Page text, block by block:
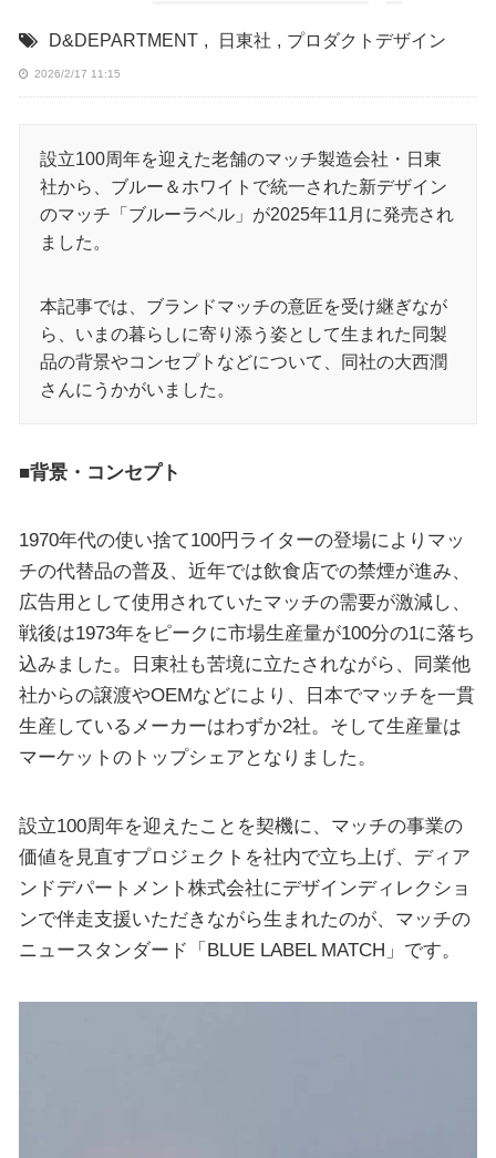
D&DEPARTMENT , 日東社 , プロダクトデザイン
2026/2/17 11:15
設立100周年を迎えた老舗のマッチ製造会社・日東
社から、ブルー＆ホワイトで統一された新デザイン
のマッチ「ブルーラベル」が2025年11月に発売され
ました。
本記事では、ブランドマッチの意匠を受け継ぎなが
ら、いまの暮らしに寄り添う姿として生まれた同製
品の背景やコンセプトなどについて、同社の大西潤
さんにうかがいました。
■背景・コンセプト
1970年代の使い捨て100円ライターの登場によりマッ
チの代替品の普及、近年では飲食店での禁煙が進み、
広告用として使用されていたマッチの需要が激減し、
戦後は1973年をピークに市場生産量が100分の1に落ち
込みました。日東社も苦境に立たされながら、同業他
社からの譲渡やOEMなどにより、日本でマッチを一貫
生産しているメーカーはわずか2社。そして生産量は
マーケットのトップシェアとなりました。
設立100周年を迎えたことを契機に、マッチの事業の
価値を見直すプロジェクトを社内で立ち上げ、ディア
ンドデパートメント株式会社にデザインディレクショ
ンで伴走支援いただきながら生まれたのが、マッチの
ニュースタンダード「BLUE LABEL MATCH」です。